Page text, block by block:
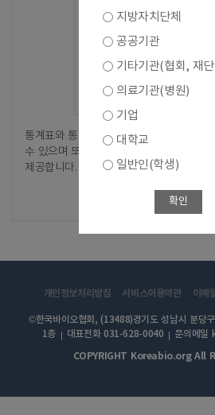
통계표와 통계차트에 대해서 별도의 화면
수 있으며 또한, 상세한 간편분석을 위한
제공합니다.
바로가기
지방자치단체
공공기관
기타기관(협회, 재
의료기관(병원)
기업
대학교
일반인(학생)
확인
개인정보처리방침 서비스이용약관 이메
©한국바이오협회, (13488)경기도 성남시 분당
1층
대표전화 031-628-0040
문의메
COPYRIGHT Koreabio.org All